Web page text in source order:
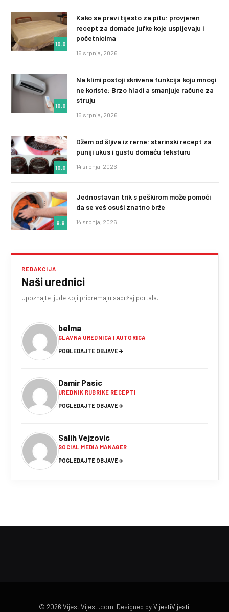
10.0
Kako se pravi tijesto za pitu: provjeren
recept za domaće jufke koje uspijevaju i
početnicima
16 srpnja, 2026
10.0
Na klimi postoji skrivena funkcija koju mnogi
ne koriste: Brzo hladi a smanjuje račune za
struju
15 srpnja, 2026
10.0
Džem od šljiva iz rerne: starinski recept za
puniji ukus i gustu domaću teksturu
14 srpnja, 2026
9.9
Jednostavan trik s peškirom može pomoći
da se veš osuši znatno brže
14 srpnja, 2026
REDAKCIJA
Naši urednici
Upoznajte ljude koji pripremaju sadržaj portala.
belma
GLAVNA UREDNICA I AUTORICA
POGLEDAJTE OBJAVE→
Damir Pasic
UREDNIK RUBRIKE RECEPTI
POGLEDAJTE OBJAVE→
Salih Vejzovic
SOCIAL MEDIA MANAGER
POGLEDAJTE OBJAVE→
© 2026 VijestiVijesti.com. Designed byVijestiVijesti.